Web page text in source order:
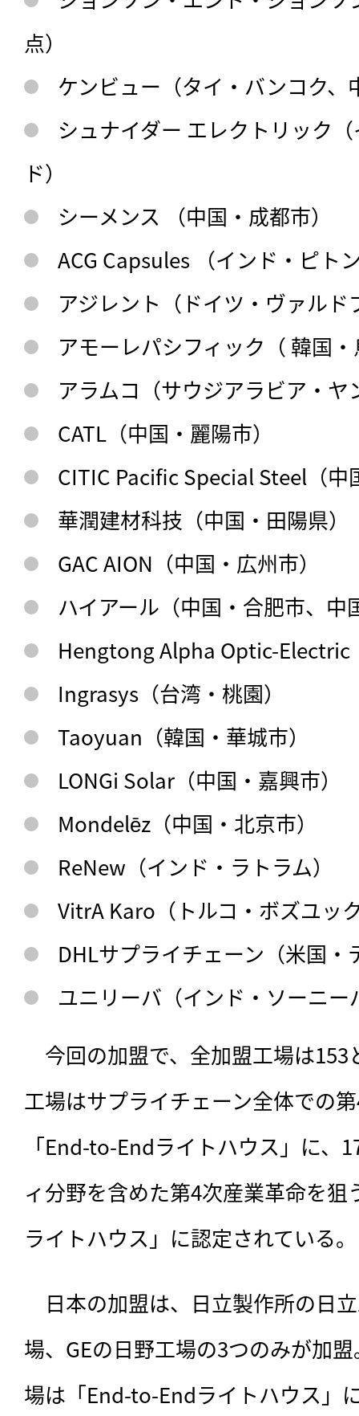
点）
ケンビュー（タイ・バンコク、
シュナイダー エレクトリック
ド）
シーメンス （中国・成都市）
ACG Capsules （インド・ピト
アジレント（ドイツ・ヴァルド
アモーレパシフィック（ 韓国
アラムコ（サウジアラビア・ヤ
CATL（中国・麗陽市）
CITIC Pacific Special Steel（中
華潤建材科技（中国・田陽県）
GAC AION（中国・広州市）
ハイアール（中国・合肥市、中
Hengtong Alpha Optic-Electric
Ingrasys（台湾・桃園）
Taoyuan（韓国・華城市）
LONGi Solar（中国・嘉興市）
Mondelēz（中国・北京市）
ReNew（インド・ラトラム）
VitrA Karo（トルコ・ボズユッ
DHLサプライチェーン（米国・
ユニリーバ（インド・ソーニー
今回の加盟で、全加盟工場は153
工場はサプライチェーン全体での
「End-to-Endライトハウス」に、
ィ分野を含めた第4次産業革命を狙
ライトハウス」に認定されている。
日本の加盟は、日立製作所の日
場、GEの日野工場の3つのみが加
場は「End-to-Endライトハウス」